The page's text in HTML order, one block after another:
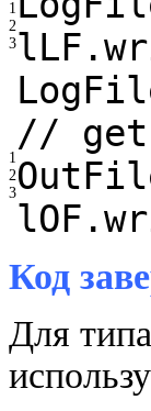
1
2
3
1
2
3
// get
Код
Для